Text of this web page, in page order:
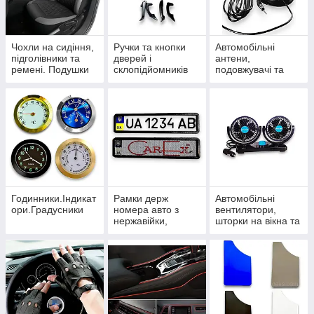
Чохли на сидіння,
підголівники та
ремені. Подушки
Ручки та кнопки
дверей і
склопідйомників
Автомобільні
антени,
подовжувачі та
Годинники.Індикат
ори.Градусники
Рамки держ
номера авто з
нержавійки,
силіконові
Автомобільні
вентилятори,
шторки на вікна та